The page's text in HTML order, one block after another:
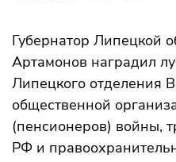
Губернатор Липецкой
Артамонов наградил
Липецкого отделения
общественной
(пенсионеров) войны,
РФ и